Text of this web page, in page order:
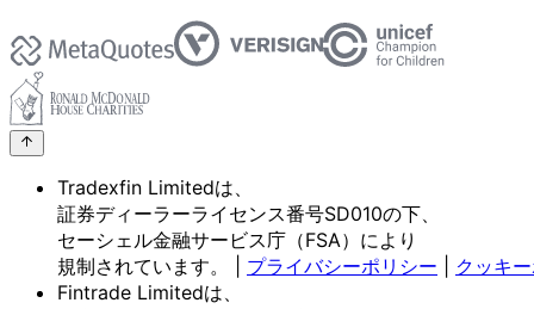
Tradexfin Limitedは、
証券ディーラーライセンス番号SD010の下、
セーシェル金融サービス庁 （FSA）により
規制されています。
プライバシーポリシー
クッキ
Fintrade Limitedは、